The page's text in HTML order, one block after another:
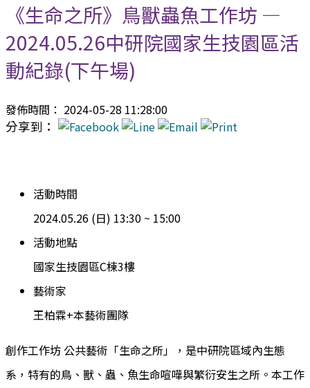
《生命之所》鳥獸蟲魚工作坊 —
2024.05.26中研院國家生技園區活
動紀錄(下午場)
發佈時間： 2024-05-28 11:28:00
分享到：
活動時間
2024.05.26 (日) 13:30 ~ 15:00
活動地點
國家生技園區C棟3樓
藝術家
王柏霖+本藝術團隊
創作工作坊 公共藝術「生命之所」，是中研院區域內生態
系，特有的鳥、獸、蟲、魚生命喧嘩與繁衍安生之所。本工作